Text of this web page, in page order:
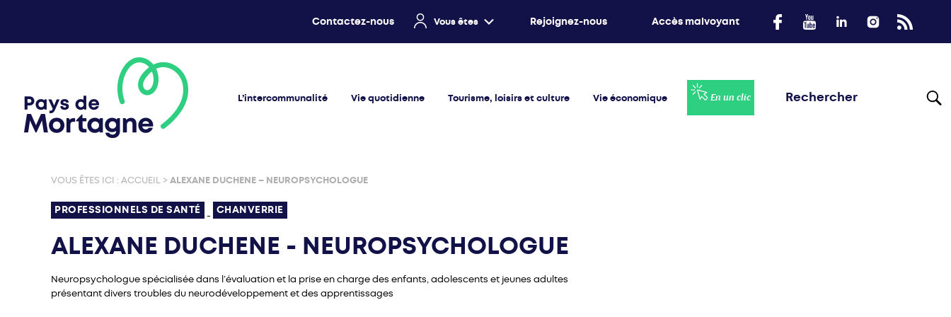
Contactez-nous Vous êtes Rejoignez-nous Accès malvoyant
L’intercommunalité Vie quotidienne Tourisme, loisirs et culture Vie économique En un clic
VOUS ÊTES ICI : ACCUEIL >ALEXANE DUCHENE – NEUROPSYCHOLOGUE
PROFESSIONNELS DE SANTÉ - CHANVERRIE
ALEXANE DUCHENE - NEUROPSYCHOLOGUE
Neuropsychologue spécialisée dans l’évaluation et la prise en charge des enfants, adolescents et jeunes adultes
présentant divers troubles du neurodéveloppement et des apprentissages